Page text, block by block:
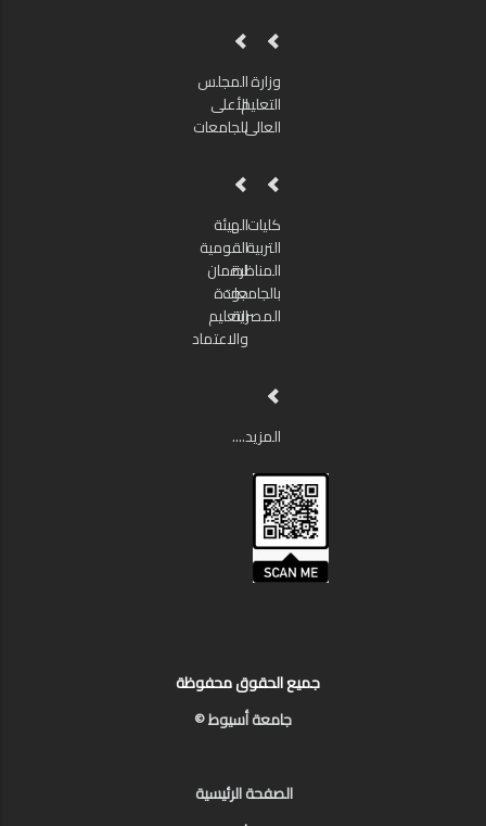
وزارة
التعليم
العالى
المجلس
الأعلى
للجامعات
كليات
التربية
المناظرة
بالجامعات
المصرية
الهيئة
القومية
لضمان
جودة
التعليم
والاعتماد
المزيد....
جميع الحقوق محفوظة
جامعة أسيوط ©
الصفحة الرئيسية